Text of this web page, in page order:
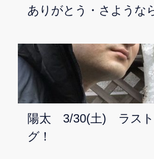
ありがとう・さような
陽太 3/30(土) ラスト
グ！